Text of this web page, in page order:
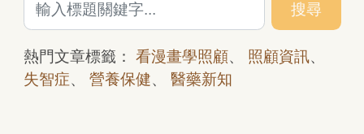
搜尋
熱門文章標籤： 看漫畫學照顧、 照顧資訊、
失智症、 營養保健、 醫藥新知